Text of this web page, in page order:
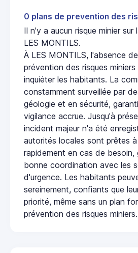
0 plans de prevention des
Il n'y a aucun risque minier sur
LES MONTILS.
À LES MONTILS, l'absence
prévention des risques
inquiéter les habitants. La
constamment surveillée par
géologie et en sécurité,
vigilance accrue. Jusqu'à
incident majeur n'a été
autorités locales sont prêtes
rapidement en cas de besoin,
bonne coordination avec les
d'urgence. Les habitants
sereinement, confiants que
priorité, même sans un plan
prévention des risques miniers.